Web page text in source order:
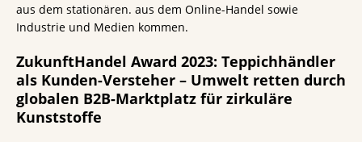
aus dem stationären. aus dem Online-Handel sowie
Industrie und Medien kommen.
ZukunftHandel Award 2023: Teppichhändler
als Kunden-Versteher – Umwelt retten durch
globalen B2B-Marktplatz für zirkuläre
Kunststoffe